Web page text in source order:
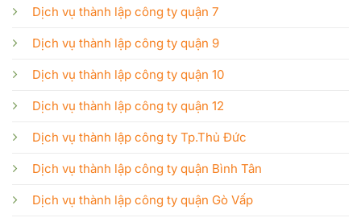
Dịch vụ thành lập công ty quận 7
Dịch vụ thành lập công ty quận 9
Dịch vụ thành lập công ty quận 10
Dịch vụ thành lập công ty quận 12
Dịch vụ thành lập công ty Tp.Thủ Đức
Dịch vụ thành lập công ty quận Bình Tân
Dịch vụ thành lập công ty quận Gò Vấp